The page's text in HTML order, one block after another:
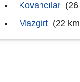
Kovancılar (26
Mazgirt (22